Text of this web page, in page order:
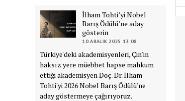
İlham Tohti’yi Nobel
Barış Ödülü’ne aday
gösterin
10 ARALIK 2025 13:08
Türkiye'deki akademisyenleri, Çin'in
haksız yere müebbet hapse mahkum
ettiği akademisyen Doç. Dr. İlham
Tohti'yi 2026 Nobel Barış Ödülü'ne
aday göstermeye çağırıyoruz.